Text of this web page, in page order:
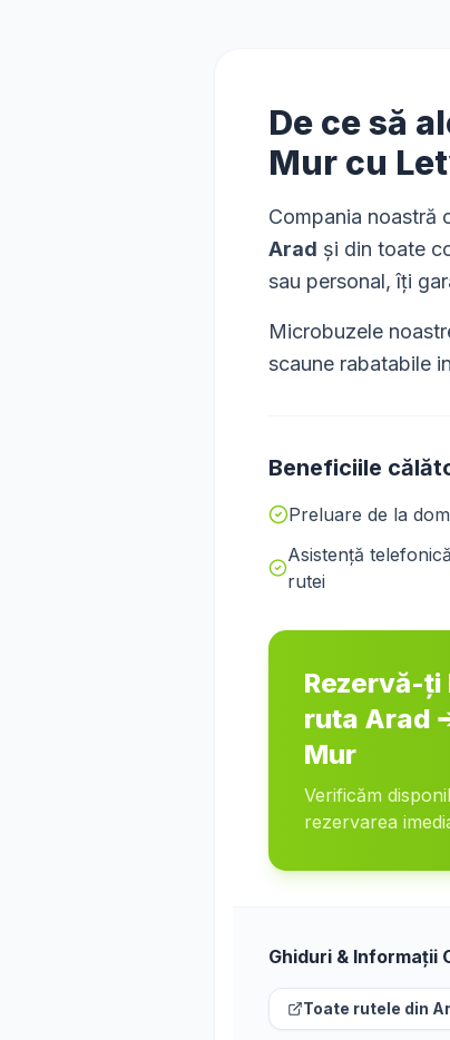
De ce să
Mur cu
Compania noastră
Arad și din toate
sau personal, îți
Microbuzele
scaune rabatabile
Beneficiile
Preluare de la
Asistență
rutei
Rezervă-ți
ruta Arad
Mur
Verificăm
rezervarea
Ghiduri & Informații
Toate rutele din